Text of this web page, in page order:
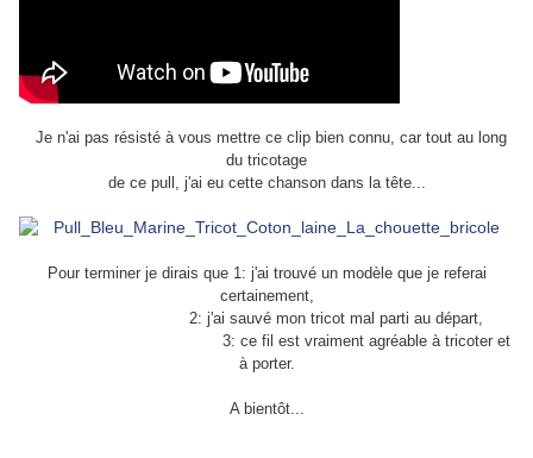
Je n'ai pas résisté à vous mettre ce clip bien connu, car tout au long
du tricotage
de ce pull, j'ai eu cette chanson dans la tête...
Pour terminer je dirais que 1: j'ai trouvé un modèle que je referai
certainement,
2: j'ai sauvé mon tricot mal parti au départ,
3: ce fil est vraiment agréable à tricoter et
à porter.
A bientôt...